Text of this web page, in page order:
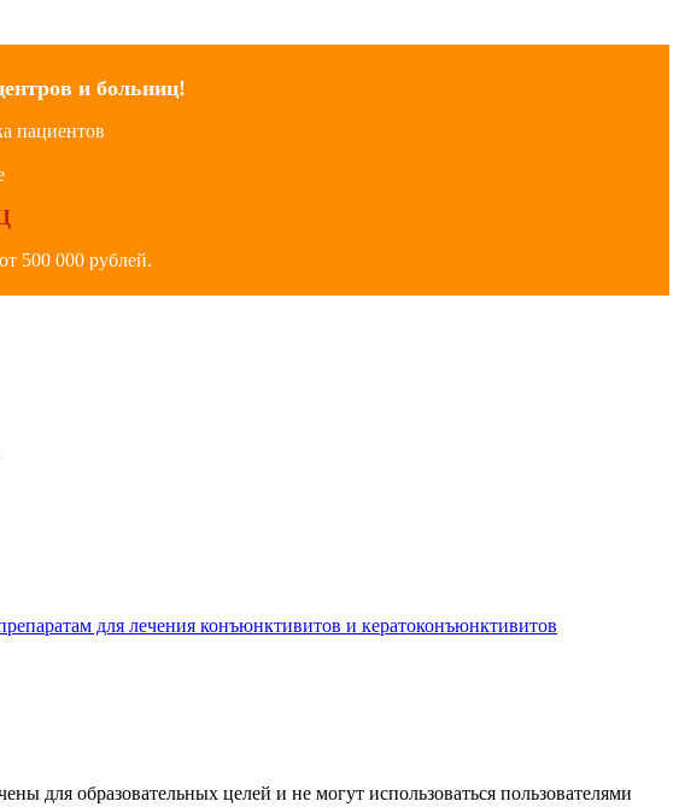
и больниц!
пациентов
500 000 рублей.
для лечения конъюнктивитов и кератоконъюнктивитов
для образовательных целей и не могут использоваться пользователями